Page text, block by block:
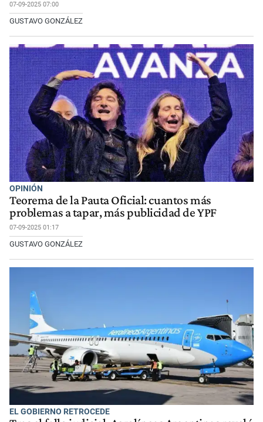
07-09-2025 07:00
GUSTAVO GONZÁLEZ
OPINIÓN
Teorema de la Pauta Oficial: cuantos más
problemas a tapar, más publicidad de YPF
07-09-2025 01:17
GUSTAVO GONZÁLEZ
EL GOBIERNO RETROCEDE